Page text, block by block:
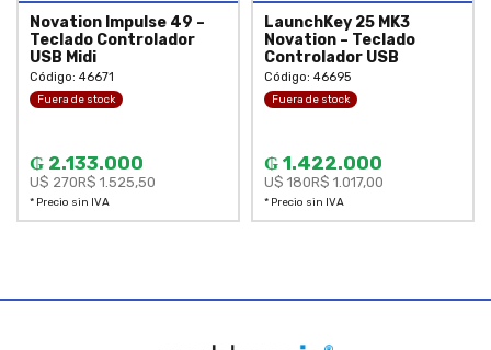
Novation Impulse 49 –
Teclado Controlador
USB Midi
Código: 46671
Fuera de stock
₲ 2.133.000
U$ 270R$ 1.525,50
* Precio sin IVA
LaunchKey 25 MK3
Novation – Teclado
Controlador USB
Código: 46695
Fuera de stock
₲ 1.422.000
U$ 180R$ 1.017,00
* Precio sin IVA